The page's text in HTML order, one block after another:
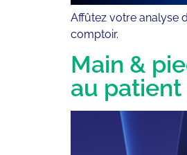
Affûtez votre analyse
comptoir.
Main &
au patient